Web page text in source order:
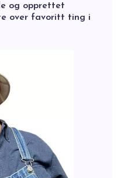
og opprettet
over favoritt ting i